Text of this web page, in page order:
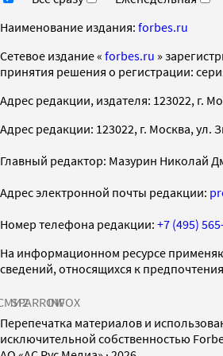
Наименование издания: forbes.ru
Cетевое издание « forbes.ru »
принятия решения о регистрации:
Адрес редакции, издателя: 123022, г.
Адрес редакции: 123022, г. Москва, ул.
Главный редактор: Мазурин Николай
Адрес электронной почты редакции:
Номер телефона редакции: +7 (495)
На информационном ресурсе
сведений, относящихся к
SPARROWINFOX
Перепечатка материалов и
исключительной собственностью